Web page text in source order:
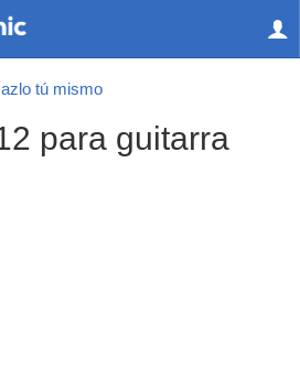
tú mismo
para guitarra